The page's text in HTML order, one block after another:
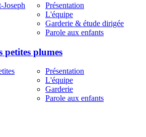
Présentation
L'équipe
Garderie & étude dirigée
Parole aux enfants
petites plumes
Présentation
L'équipe
Garderie
Parole aux enfants